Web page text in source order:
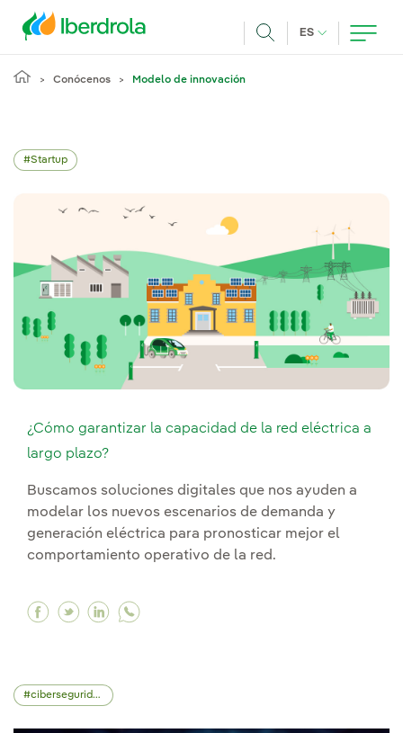
ES IDIOMA
Conócenos Modelo de innovación
Startup
¿Cómo garantizar la capacidad de la red eléctrica a
largo plazo?
Buscamos soluciones digitales que nos ayuden a
modelar los nuevos escenarios de demanda y
generación eléctrica para pronosticar mejor el
comportamiento operativo de la red.
Facebook ¿Cómo garantizar la capacidad de
Twitter ¿Cómo garantizar la capacidad
Linkedin ¿Cómo garantizar la
ciberseguridad